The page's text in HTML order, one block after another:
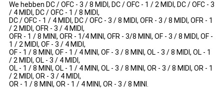
We hebben DC / OFC - 3 / 8 MIDI, DC / OFC - 1 / 2 MIDI, DC / OFC - 3
/ 4 MIDI, DC / OFC - 1 / 8 MIDI,
DC / OFC - 1 / 4 MIDI, DC / OFC - 3 / 8 MIDI, OFR - 3 / 8 MIDI, OFR - 1
/ 2 MIDI, OFR - 3 / 4 MIDI,
OFR - 1 / 8 MINI, OFR - 1/4 MINI, OFR - 3/8 MINI, OF - 3 / 8 MIDI, OF -
1 / 2 MIDI, OF - 3 / 4 MIDI,
OF - 1 / 8 MINI, OF - 1 / 4 MINI, OF - 3 / 8 MINI, OL - 3 / 8 MIDI, OL - 1
/ 2 MIDI, OL - 3 / 4 MIDI,
OL - 1 / 8 MINI, OL - 1 / 4 MINI, OL - 3 / 8 MINI, OR - 3 / 8 MIDI, OR - 1
/ 2 MIDI, OR - 3 / 4 MIDI,
OR - 1 / 8 MINI, OR - 1 / 4 MINI, OR - 3 / 8 MINI.